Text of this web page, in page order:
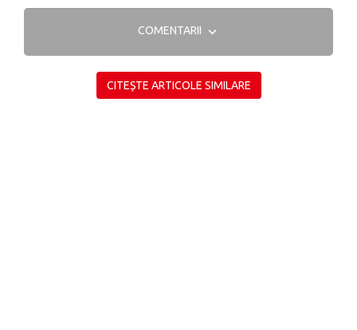
COMENTARII
CITEȘTE ARTICOLE SIMILARE